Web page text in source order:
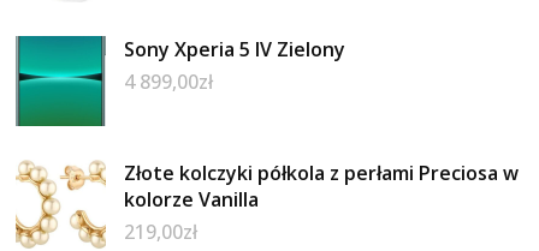
Sony Xperia 5 IV Zielony
4 899,00zł
Złote kolczyki półkola z perłami Preciosa w
kolorze Vanilla
219,00zł